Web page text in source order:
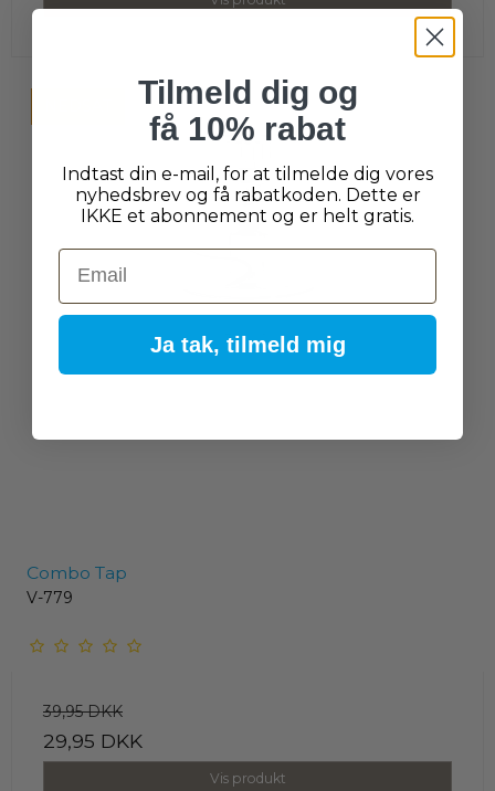
Combo Tap
V-779
39,95 DKK
29,95 DKK
Vis produkt
Tilmeld dig og
få 10% rabat
Indtast din e-mail, for at tilmelde dig vores
nyhedsbrev og få rabatkoden. Dette er
IKKE et abonnement og er helt gratis.
Email
Ja tak, tilmeld mig